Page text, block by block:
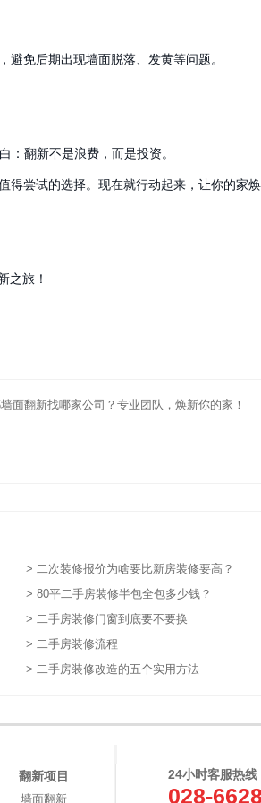
免后期出现墙面脱落、发黄等问题。
翻新不是浪费，而是投资。
得尝试的选择。现在就行动起来，让你的家
之旅！
面翻新找哪家公司？专业团队，焕新你的家！
> 二次装修报价为啥要比新房装修要高？
> 80平二手房装修半包全包多少钱？
> 二手房装修门窗到底要不要换
> 二手房装修流程
> 二手房装修改造的五个实用方法
翻新项目
墙面翻新
24小时客服热线
028-